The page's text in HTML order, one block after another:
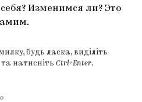
Изменимся ли? Это
будь ласка, виділіть
натисніть Ctrl+Enter.